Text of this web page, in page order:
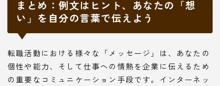
まとめ：例文はヒント、あなたの「想
い」を自分の言葉で伝えよう
転職活動における様々な「メッセージ」は、あなたの
個性や能力、そして仕事への情熱を企業に伝えるため
の重要なコミュニケーション手段です。インターネッ